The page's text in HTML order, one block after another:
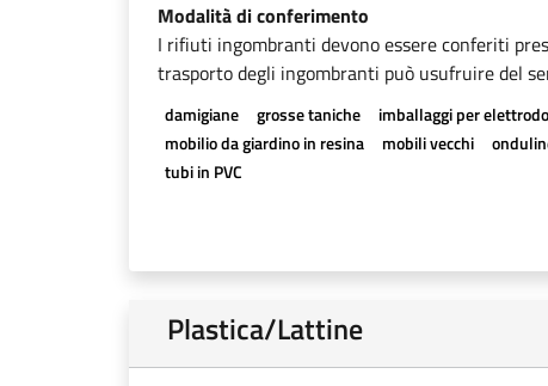
Modalità di conferimento
I rifiuti ingombranti devono essere conferiti
trasporto degli ingombranti può usufruire del
damigiane grosse taniche imballaggi per
mobilio da giardino in resina
mobili vecchi
tubi in PVC
Plastica/Lattine